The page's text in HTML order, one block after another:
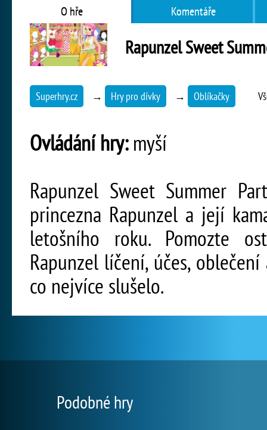
O hře Komentáře
Rapunzel Sweet
Superhry.cz → Hry pro dívky → Oblíkačky
Ovládání hry:myší
Rapunzel Sweet Summer
princezna Rapunzel a její
letošního roku. Pomozte
Rapunzel líčení, účes,
co nejvíce slušelo.
Podobné hry